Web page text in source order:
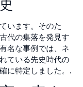
います。そのた
代の集落を発見す
名な事例では、ネ
ている先史時代の
に特定しました。.